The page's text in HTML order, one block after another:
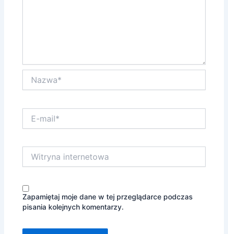
mail*
internetowa
Zapamiętaj moje dane w tej przeglądarce podczas
pisania kolejnych komentarzy.